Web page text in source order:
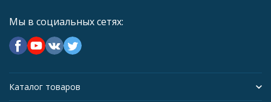
Мы в социальных сетях:
Каталог товаров